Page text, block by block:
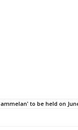
to be held on